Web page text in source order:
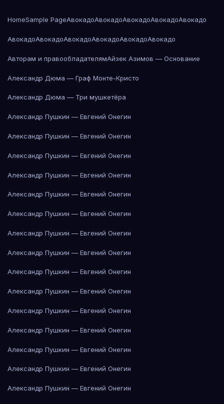
HomeSample PageАвокадоАвокадоАвокадоАвокадоАвокадо
АвокадоАвокадоАвокадоАвокадоАвокадоАвокадо
Авторам и правообладателямАйзек Азимов — Основание
Александр Дюма — Граф Монте-Кристо
Александр Дюма — Три мушкетёра
Александр Пушкин — Евгений Онегин
Александр Пушкин — Евгений Онегин
Александр Пушкин — Евгений Онегин
Александр Пушкин — Евгений Онегин
Александр Пушкин — Евгений Онегин
Александр Пушкин — Евгений Онегин
Александр Пушкин — Евгений Онегин
Александр Пушкин — Евгений Онегин
Александр Пушкин — Евгений Онегин
Александр Пушкин — Евгений Онегин
Александр Пушкин — Евгений Онегин
Александр Пушкин — Евгений Онегин
Александр Пушкин — Евгений Онегин
Александр Пушкин — Евгений Онегин
Александр Пушкин — Евгений Онегин